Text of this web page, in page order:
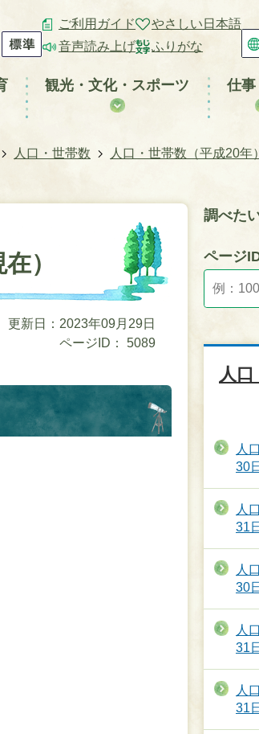
ご利用ガイド
音声読み上げ
やさしい日本語
ふりがな
観光・文化・スポーツ 仕事
人口・世帯数
人口・世帯数（平成20年）
）
更新日：2023年09月29日
ページID：
5089
調べた
ページ
人
人
30
人
31
人
30
人
31
人
31